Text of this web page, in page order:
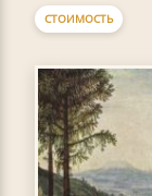
СТОИМОСТЬ